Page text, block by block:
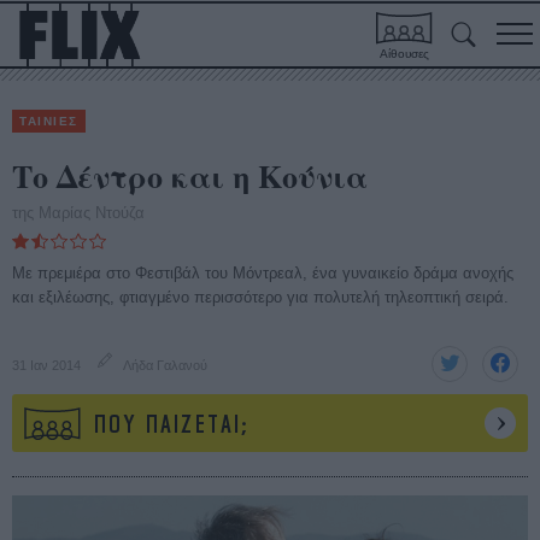
Αίθουσες
ΤΑΙΝΙΕΣ
Το Δέντρο και η Κούνια
της Μαρίας Ντούζα
Με πρεμιέρα στο Φεστιβάλ του Μόντρεαλ, ένα γυναικείο δράμα ανοχής
και εξιλέωσης, φτιαγμένο περισσότερο για πολυτελή τηλεοπτική σειρά.
31 Ιαν 2014 Λήδα Γαλανού
ΠΟΥ ΠΑΙΖΕΤΑΙ;